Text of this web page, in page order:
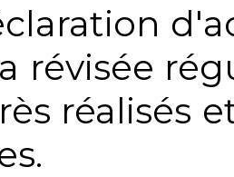
révisée
réalisés